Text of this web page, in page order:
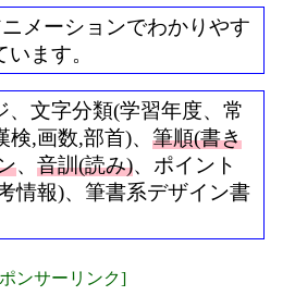
メーションでわかりやす
ます。
、文字分類(学習年度、常
検,画数,部首)、 筆順(書き
、 音訓(読み)、ポイント
情報)、筆書系デザイン書
ンサーリンク]